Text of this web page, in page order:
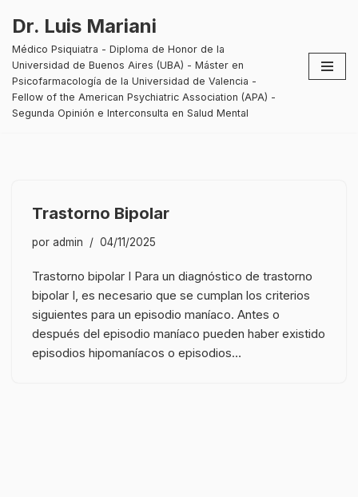
Saltar
al
contenido
Dr. Luis Mariani
Médico Psiquiatra - Diploma de Honor de la
Universidad de Buenos Aires (UBA) - Máster en
Psicofarmacología de la Universidad de Valencia -
Fellow of the American Psychiatric Association (APA) -
Segunda Opinión e Interconsulta en Salud Mental
Trastorno Bipolar
por admin 04/11/2025
Trastorno bipolar I Para un diagnóstico de trastorno
bipolar I, es necesario que se cumplan los criterios
siguientes para un episodio maníaco. Antes o
después del episodio maníaco pueden haber existido
episodios hipomaníacos o episodios…